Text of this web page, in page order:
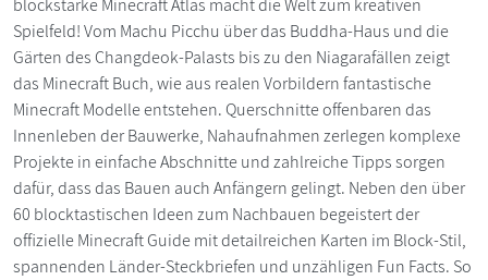
blockstarke Minecraft Atlas macht die Welt zum kreativen
Spielfeld! Vom Machu Picchu über das Buddha-Haus und die
Gärten des Changdeok-Palasts bis zu den Niagarafällen zeigt
das Minecraft Buch, wie aus realen Vorbildern fantastische
Minecraft Modelle entstehen. Querschnitte offenbaren das
Innenleben der Bauwerke, Nahaufnahmen zerlegen komplexe
Projekte in einfache Abschnitte und zahlreiche Tipps sorgen
dafür, dass das Bauen auch Anfängern gelingt. Neben den über
60 blocktastischen Ideen zum Nachbauen begeistert der
offizielle Minecraft Guide mit detailreichen Karten im Block-Stil,
spannenden Länder-Steckbriefen und unzähligen Fun Facts. So